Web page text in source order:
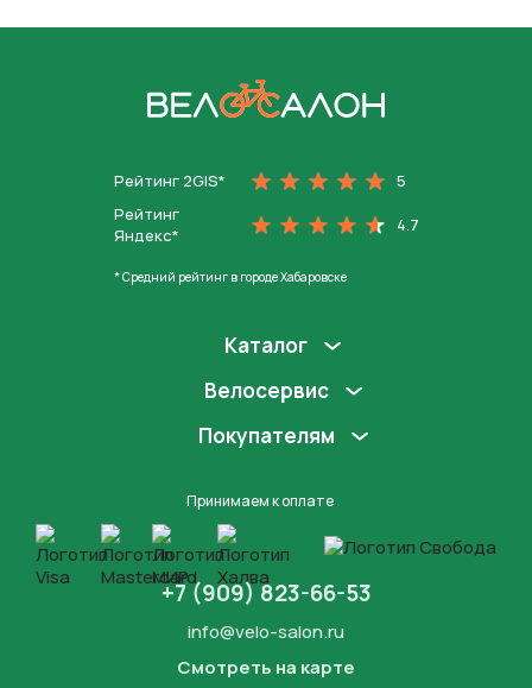
Рейтинг 2GIS*
5
Рейтинг
Яндекс*
4.7
* Средний рейтинг в городе Хабаровске
Каталог
Велосервис
Покупателям
Принимаем к оплате
+7 (909) 823-66-53
info@velo-salon.ru
Смотреть на карте